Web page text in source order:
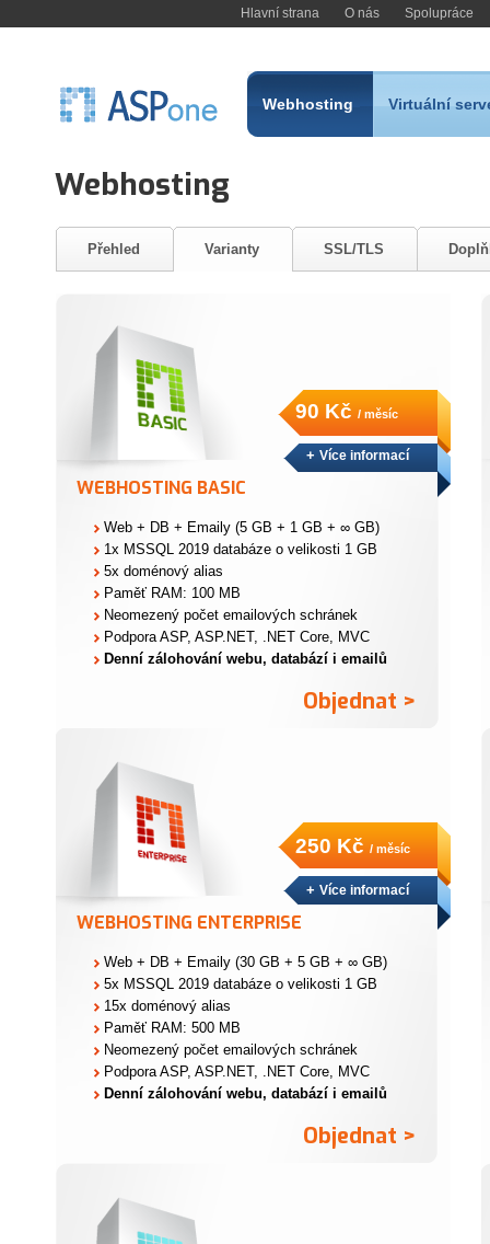
Hlavní strana O nás Spolupráce
Webhosting Virtuální
Webhosting
Přehled Varianty SSL/TLS
90 Kč/ měsíc
+Více informací
WEBHOSTING BASIC
Web + DB + Emaily (5 GB + 1 GB + ∞ GB)
1x MSSQL 2019 databáze o velikosti 1 GB
5x doménový alias
Paměť RAM: 100 MB
Neomezený počet emailových schránek
Podpora ASP, ASP.NET, .NET Core, MVC
Denní zálohování webu, databází i emailů
Objednat >
250 Kč/ měsíc
+Více informací
WEBHOSTING ENTERPRISE
Web + DB + Emaily (30 GB + 5 GB + ∞ GB)
5x MSSQL 2019 databáze o velikosti 1 GB
15x doménový alias
Paměť RAM: 500 MB
Neomezený počet emailových schránek
Podpora ASP, ASP.NET, .NET Core, MVC
Denní zálohování webu, databází i emailů
Objednat >